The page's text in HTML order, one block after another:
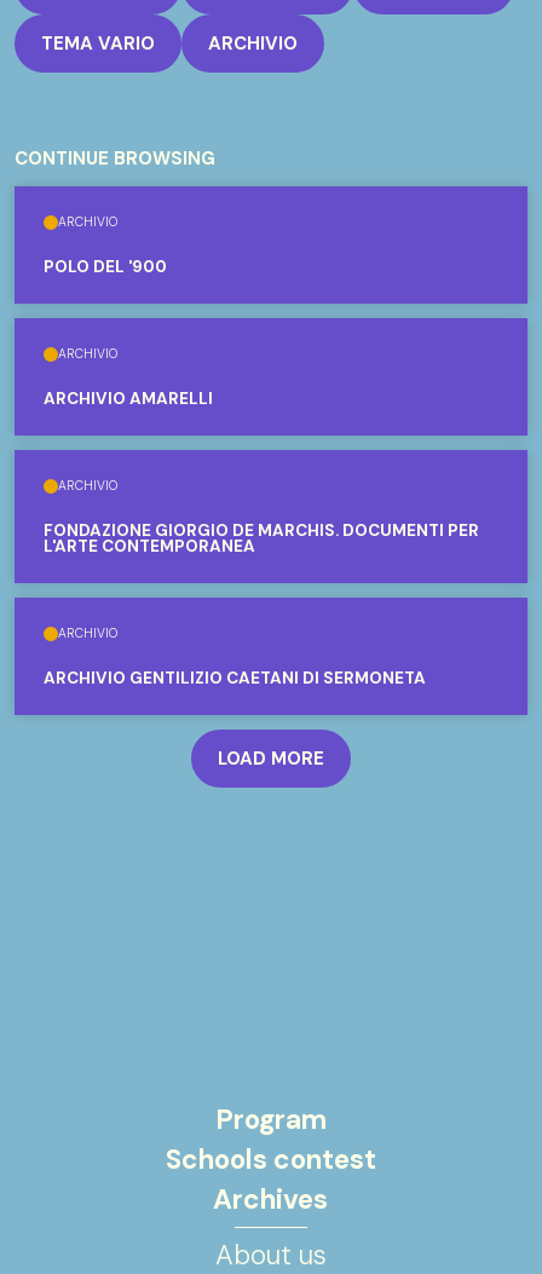
TEMA VARIO ARCHIVIO
CONTINUE BROWSING
ARCHIVIO
POLO DEL '900
ARCHIVIO
ARCHIVIO AMARELLI
ARCHIVIO
FONDAZIONE GIORGIO DE MARCHIS. DOCUMENTI PER
L'ARTE CONTEMPORANEA
ARCHIVIO
ARCHIVIO GENTILIZIO CAETANI DI SERMONETA
LOAD MORE
Program
Schools contest
Archives
About us